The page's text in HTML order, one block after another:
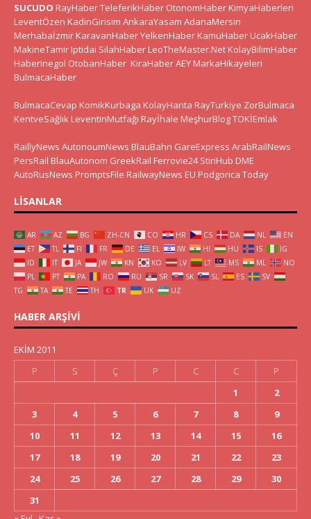
SUCUDO RayHaberTeleferikHaber OtonomHaber KimyaHaberleri
LeventÖzen KadinGirisim AnkaraYasam AdanaMersin
Merhabaİzmir KaravanHaberYelkenHaber KamuHaber UcakHaber
MakineTamir Iptidai SilahHaber LeoTheMaster.Net KolayBilimHaber
HaberInegol OtobanHaber KiraHaberAEY MarkaHikayeleri
BulmacaHaber
BulmacaCevap KomikKurbaga KolayHarita RayTurkiye ZorBulmaca
KentveSağlık LeventinMutfağı Rayİhale MeşhurBlogTOKİEmlak
RaillyNews AutonoumNews BlauBahn GareExpress ArabRailNews
PersRail BlauAutonom GreekRail Ferrovie24 StiriHub DME
AutoRusNews PromptsFile RailwayNews EU Podgorica Today
LISANLAR
AR AZ BG ZH-CN CO HR CS DA NL
EN
ET
TL FI FR DE EL IW HI HU IS
IG
ID
IT JA JW KN KO LV LT MS ML
NO
PL
PT PA RO RU SR SK SL ES
SV
TG
TA TE TH TR UK UZ
HABER ARŞIVI
EKIM 2011
P
S Ç P C C
P
1
2
3
4 5 6 7 8
9
10
11 12 13 14 15
16
17
18 19 20 21 22
23
24
25 26 27 28 29
30
31